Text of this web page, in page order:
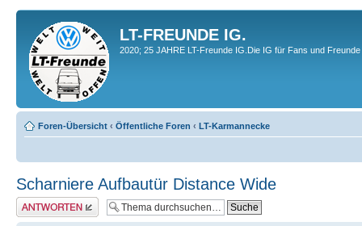
LT-FREUNDE IG.
2020; 25 JAHRE LT-Freunde IG.Die IG für Fans und
Foren-Übersicht ‹ Öffentliche Foren ‹ LT-Karmannecke
Scharniere Aufbautür Distance Wide
Antwort erstellen